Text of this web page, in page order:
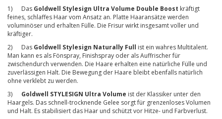
1) Das Goldwell Stylesign Ultra Volume Double Boost kräftigt
feines, schlaffes Haar vom Ansatz an. Platte Haaransätze werden
voluminöser und erhalten Fülle. Die Frisur wirkt insgesamt voller und
kräftiger.
2) Das Goldwell Stylesign Naturally Full ist ein wahres Multitalent.
Man kann es als Fönspray, Finishspray oder als Auffrischer für
zwischendurch verwenden. Die Haare erhalten eine natürliche Fülle und
zuverlässigen Halt. Die Bewegung der Haare bleibt ebenfalls natürlich
ohne verklebt zu werden.
3) Goldwell STYLESIGN Ultra Volume ist der Klassiker unter den
Haargels. Das schnell-trocknende Gelee sorgt für grenzenloses Volumen
und Halt. Es stabilisiert das Haar und schützt vor Hitze- und Farbverlust.